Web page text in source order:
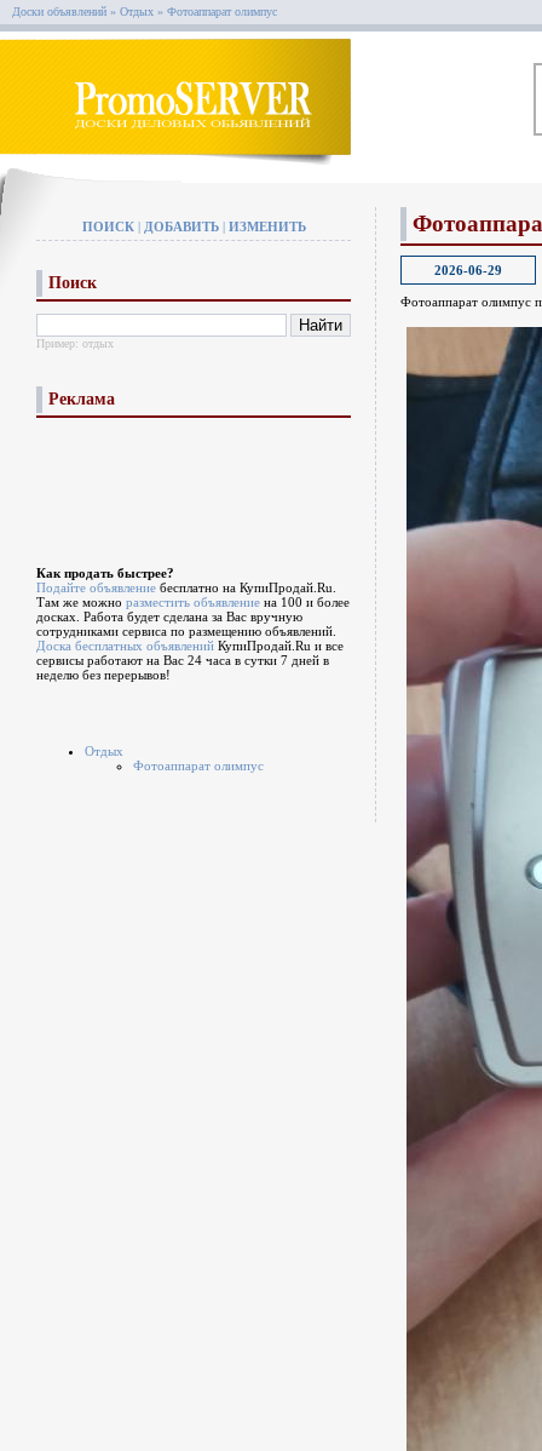
Доски объявлений » Отдых » Фотоаппарат олимпус
ПОИСК| ДОБАВИТЬ| ИЗМЕНИТЬ
Поиск
Пример: отдых
Реклама
Как продать быстрее?
Подайте объявление бесплатно на КупиПродай.Ru.
Там же можно разместить объявление на 100 и более
досках. Работа будет сделана за Вас вручную
сотрудниками сервиса по размещению объявлений.
Доска бесплатных объявлений КупиПродай.Ru и все
сервисы работают на Вас 24 часа в сутки 7 дней в
неделю без перерывов!
Отдых
Фотоаппарат олимпус
2026-06-29
Фотоаппарат олимпус